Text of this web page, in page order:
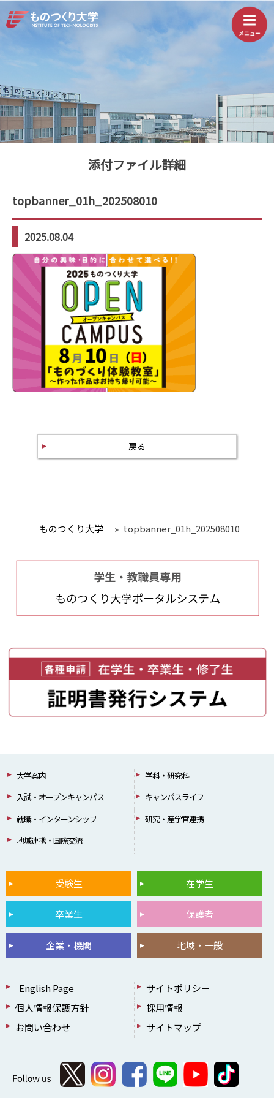
添付ファイル詳細
topbanner_01h_202508010
2025.08.04
戻る
ものつくり大学 » topbanner_01h_202508010
大学案内
学科・研究科
入試・オープンキャンパス
キャンパスライフ
就職・インターンシップ
研究・産学官連携
地域連携・国際交流
受験生 在学生
卒業生 保護者
企業・機関 地域・一般
English Page
サイトポリシー
個人情報保護方針
採用情報
お問い合わせ
サイトマップ